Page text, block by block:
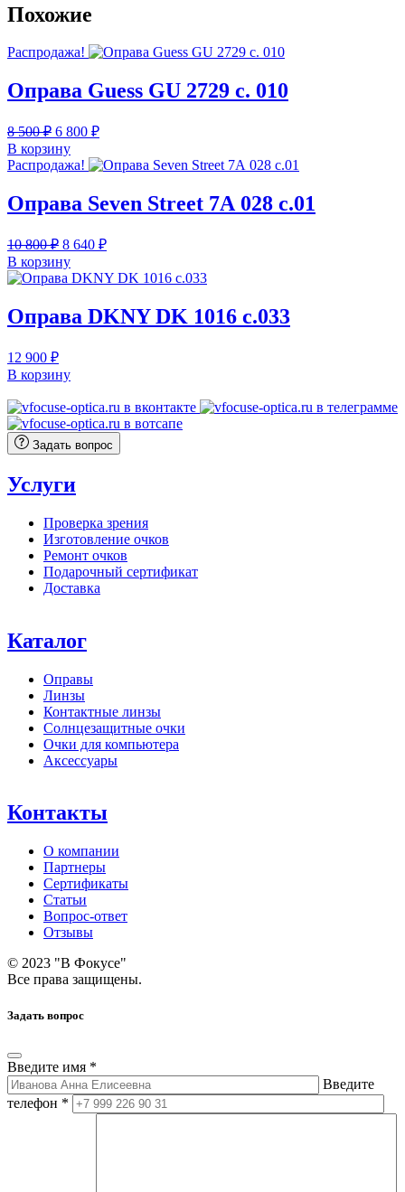
Похожие
Распродажа!
Оправа Guess GU 2729 c. 010
8 500₽ Первоначальная
цена
составляла
8
500 ₽.
6 800 ₽Текущая
6
В корзину
Распродажа!
Оправа Seven Street 7А 028 с.01
10 800₽ Первоначальная
цена
составляла
10
800 ₽.
8 640 ₽Текущая
8
В корзину
Оправа DKNY DK 1016 c.033
12 900 ₽
В корзину
Задать вопрос
Услуги
Проверка зрения
Изготовление очков
Ремонт очков
Подарочный сертификат
Доставка
Каталог
Оправы
Линзы
Контактные линзы
Солнцезащитные очки
Очки для компьютера
Аксессуары
Контакты
О компании
Партнеры
Сертификаты
Статьи
Вопрос-ответ
Отзывы
© 2023 "В Фокусе"
Все права защищены.
Задать вопрос
Введите имя *
Введите
телефон *